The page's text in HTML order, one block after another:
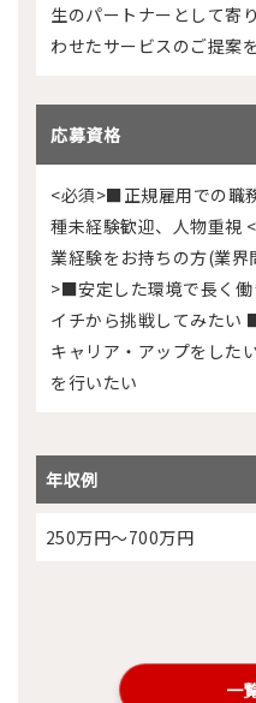
生のパートナーとして寄
わせたサービスのご提案
応募資格
<必須>■正規雇用での職
種未経験歓迎、人物重
業経験をお持ちの方(業
>■安定した環境で長く
イチから挑戦してみたい
キャリア・アップをした
を行いたい
年収例
250万円～700万円
一